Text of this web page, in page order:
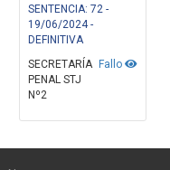
SENTENCIA: 72 -
19/06/2024 -
DEFINITIVA
Fallo
SECRETARÍA
PENAL STJ
Nº2